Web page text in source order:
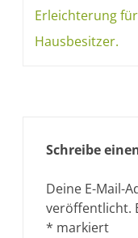
Erleichterung für
Hausbesitzer.
Schreibe
Deine E-Mail-
veröffentlicht.
* markiert